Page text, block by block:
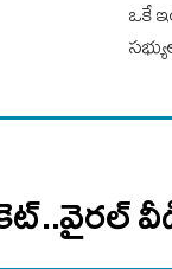
ఒకే